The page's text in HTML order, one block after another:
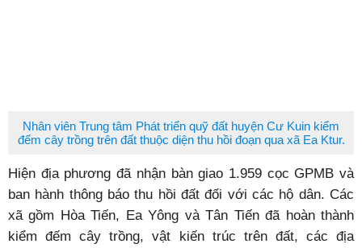
Nhân viên Trung tâm Phát triển quỹ đất huyện Cư Kuin kiểm
đếm cây trồng trên đất thuộc diện thu hồi đoạn qua xã Ea Ktur.
Hiện địa phương đã nhận bàn giao 1.959 cọc GPMB và
ban hành thông báo thu hồi đất đối với các hộ dân. Các
xã gồm Hòa Tiến, Ea Yông và Tân Tiến đã hoàn thành
kiểm đếm cây trồng, vật kiến trúc trên đất, các địa